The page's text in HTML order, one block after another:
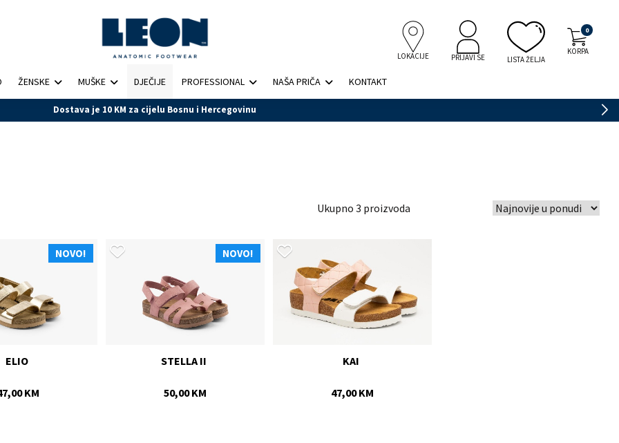
LOKACIJE PRIJAVI SE LISTA ŽELJA
KORPA
0
ŽENSKE MUŠKE DJEČIJE PROFESSIONAL NAŠA PRIČA KONTAKT
Poručite na tel 056 261 423 radnim danima od 7-15h
3
NOVO!
ELIO
KM
NOVO!
STELLA II
50,00 KM
KAI
47,00 KM